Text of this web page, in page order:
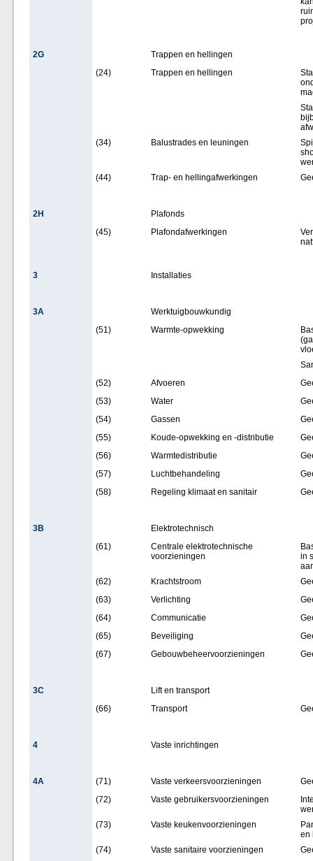
2G
Trappen en hellingen
(24)
Trappen en hellingen
(34)
Balustrades en leuningen
(44)
Trap- en hellingafwerkingen
2H
Plafonds
(45)
Plafondafwerkingen
3 Installaties
3A
Werktuigbouwkundig
(51)
Warmte-opwekking
(52)
Afvoeren
(53)
Water
(54)
Gassen
(55)
Koude-opwekking en -distributie
(56)
Warmtedistributie
(57)
Luchtbehandeling
(58)
Regeling klimaat en sanitair
3B
Elektrotechnisch
(61)
Centrale elektrotechnische
voorzieningen
in
(62)
Krachtstroom
(63)
Verlichting
(64)
Communicatie
(65)
Beveiliging
(67)
Gebouwbeheervoorzieningen
3C
Lift en transport
(66)
Transport
4 Vaste inrichtingen
4A (71) Vaste verkeersvoorzieningen
(72)
Vaste gebruikersvoorzieningen
(73)
Vaste keukenvoorzieningen
en
(74)
Vaste sanitaire voorzieningen